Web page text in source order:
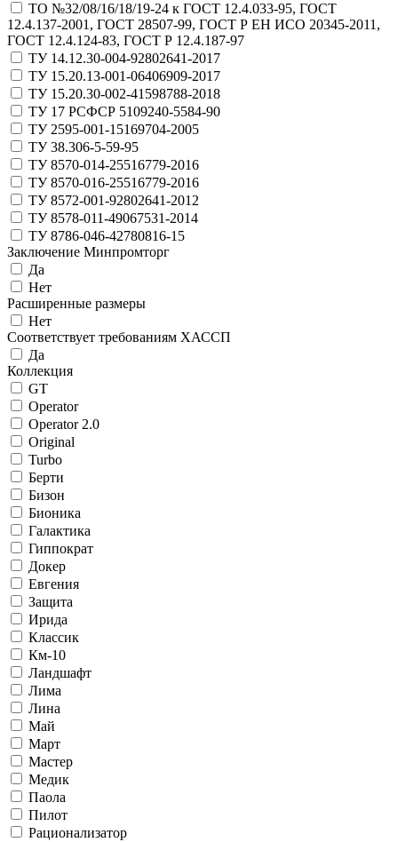
ТО №32/08/16/18/19-24 к ГОСТ 12.4.033-95, ГОСТ
12.4.137-2001, ГОСТ 28507-99, ГОСТ Р ЕН ИСО 20345-2011,
ГОСТ 12.4.124-83, ГОСТ Р 12.4.187-97
ТУ 14.12.30-004-92802641-2017
ТУ 15.20.13-001-06406909-2017
ТУ 15.20.30-002-41598788-2018
ТУ 17 РСФСР 5109240-5584-90
ТУ 2595-001-15169704-2005
ТУ 38.306-5-59-95
ТУ 8570-014-25516779-2016
ТУ 8570-016-25516779-2016
ТУ 8572-001-92802641-2012
ТУ 8578-011-49067531-2014
ТУ 8786-046-42780816-15
Заключение Минпромторг
Да
Нет
Расширенные размеры
Нет
Соответствует требованиям ХАССП
Да
Коллекция
GT
Operator
Operator 2.0
Original
Turbo
Берти
Бизон
Бионика
Галактика
Гиппократ
Докер
Евгения
Защита
Ирида
Классик
Км-10
Ландшафт
Лима
Лина
Май
Март
Мастер
Медик
Паола
Пилот
Рационализатор